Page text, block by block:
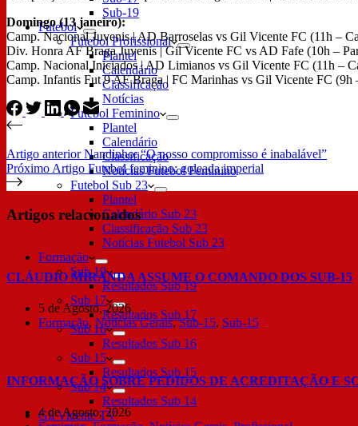
Sub-19
Futebol
Futebol Profissional
Plantel
Calendário
Classificação
Notícias
Futebol Feminino
Plantel
Calendário
Classificação
Notícias Futebol Feminino
Futebol Sub 23
Plantel
Calendário Sub 23
Classificação Sub 23
Notícias Futebol Sub 23
Formação
Sub 19
Resultados Sub 19
Sub 17
Resultados Sub 17
Sub 16
Resultados Sub 16
Sub 15
Resultados Sub 15
Sub 14
Resultados Sub 14
Gil Vicente TV
Domingo (13 janeiro):
Camp. Nacional Juvenis | AD Barroselas vs Gil Vicente FC (11h –
Div. Honra AF Braga Juvenis | Gil Vicente FC vs AD Fafe (10h –
Camp. Nacional Iniciados | AD Limianos vs Gil Vicente FC (11h –
Camp. Infantis Fut 9 AF Braga | FC Marinhas vs Gil Vicente FC (9h
Artigo anteriorNandinho: “O nosso compromisso é inabalável”
Próximo Artigo Futebol feminino: goleada imperial
Artigos relacionados
CLÁUDIO MIRANDA ASSUME O COMANDO DOS SUB-15
5 de Agosto, 2026
Formação,Notícias Gerais,Sub-15, Sub-15
INFORMAÇÃO SOBRE PEDIDOS DE ACREDITAÇÃO E
4 de Agosto, 2026